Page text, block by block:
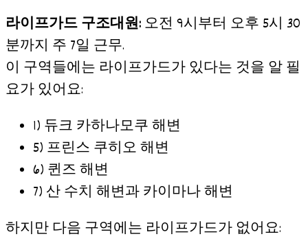
라이프가드 구조대원: 오전 9시부터 오후 5시 30
분까지 주 7일 근무.
이 구역들에는 라이프가드가 있다는 것을 알 필
요가 있어요:
1) 듀크 카하나모쿠 해변
5) 프린스 쿠히오 해변
6) 퀸즈 해변
7) 산 수치 해변과 카이마나 해변
하지만 다음 구역에는 라이프가드가 없어요: